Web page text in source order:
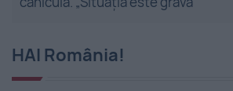
HAI România!